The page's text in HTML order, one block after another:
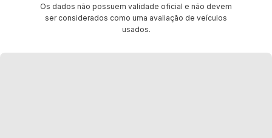
Os dados não possuem validade oficial e não devem
ser considerados como uma avaliação de veículos
usados.